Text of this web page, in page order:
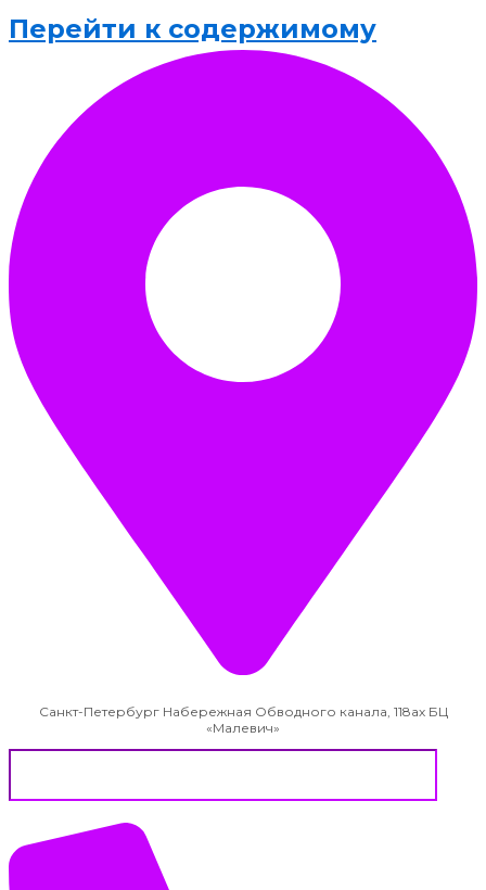
Перейти к содержимому
Санкт-Петербург Набережная Обводного канала, 118ах БЦ
«Малевич»